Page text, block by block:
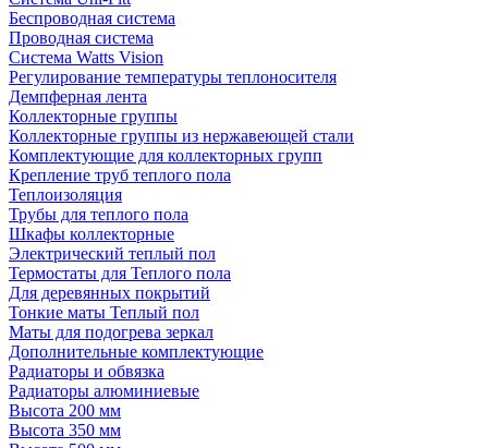
Беспроводная система
Проводная система
Система Watts Vision
Регулирование температуры теплоносителя
Демпферная лента
Коллекторные группы
Коллекторные группы из нержавеющей стали
Комплектующие для коллекторных групп
Крепление труб теплого пола
Теплоизоляция
Трубы для теплого пола
Шкафы коллекторные
Электрический теплый пол
Термостаты для Теплого пола
Для деревянных покрытий
Тонкие маты Теплый пол
Маты для подогрева зеркал
Дополнительные комплектующие
Радиаторы и обвязка
Радиаторы алюминиевые
Высота 200 мм
Высота 350 мм